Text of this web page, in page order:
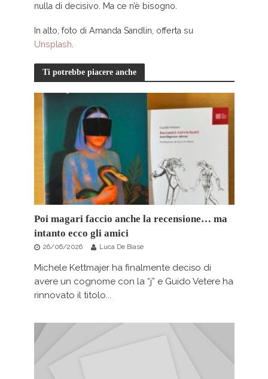
nulla di decisivo. Ma ce n’è bisogno.
In alto, foto di Amanda Sandlin, offerta su
Unsplash
Ti potrebbe piacere anche
Poi magari faccio anche la recensione… ma
intanto ecco gli amici
26/06/2026 Luca De Biase
Michele Kettmajer ha finalmente deciso di
avere un cognome con la “j” e Guido Vetere ha
rinnovato il titolo...